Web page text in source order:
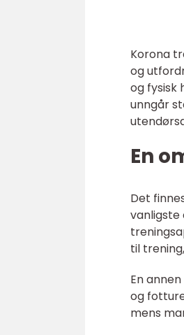
Korona
og
og fysisk
unngår
En
Det
vanligste
til
En
og
mens